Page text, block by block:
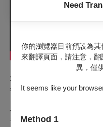
Need
你的瀏覽器目前預設為
來翻譯頁面，請注意，
異，僅
It seems like your
Method 1
2025年為亞洲青年管弦樂團(
年，亞青為國際上極富盛名
作育無數未來職業樂團的精
青曾於亞洲、歐洲、北美和